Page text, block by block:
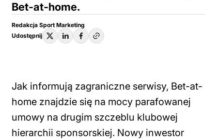
Bet-at-home.
Redakcja Sport Marketing
Udostępnij
Jak informują zagraniczne serwisy, Bet-at-
home znajdzie się na mocy parafowanej
umowy na drugim szczeblu klubowej
hierarchii sponsorskiej. Nowy inwestor